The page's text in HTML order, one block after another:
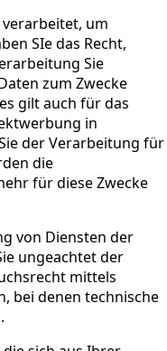
um
SIe das Recht,
Sie
zum Zwecke
gilt auch für das
in
der Verarbeitung für
die
für diese Zwecke
von Diensten der
ungeachtet der
mittels
bei denen technische